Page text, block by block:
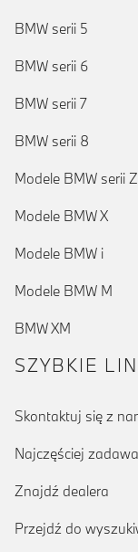
BMW serii 5
BMW serii 6
BMW serii 7
BMW serii 8
Modele BMW serii Z
Modele BMW X
Modele BMW i
Modele BMW M
BMW XM
SZYBKIE
Skontaktuj się z
Najczęściej
Znajdź dealera
Przejdź do